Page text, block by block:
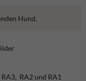
Hund.
RA2 und RA1